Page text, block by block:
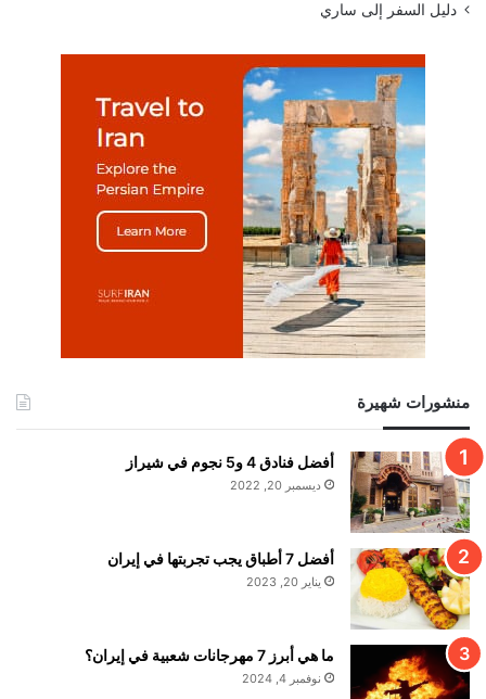
دليل السفر إلى ساري
منشورات شهيرة
أفضل فنادق 4 و5 نجوم في شيراز
ديسمبر 20, 2022
أفضل 7 أطباق يجب تجربتها في إيران
يناير 20, 2023
ما هي أبرز 7 مهرجانات شعبية في إيران؟
نوفمبر 4, 2024